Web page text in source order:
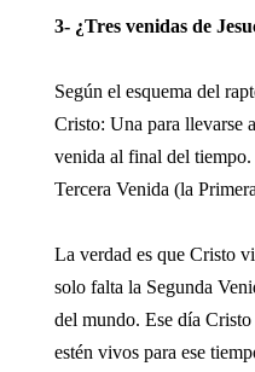
3- ¿Tres venidas de
Según el esquema del
Cristo: Una para llevarse
venida al final del
Tercera Venida (la
La verdad es que Cristo
solo falta la Segunda
del mundo. Ese día
estén vivos para ese